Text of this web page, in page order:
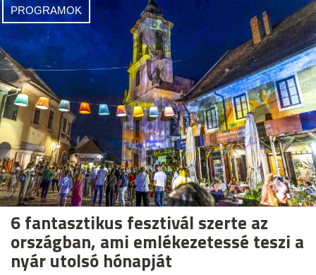
PROGRAMOK
6 fantasztikus fesztivál szerte az
országban, ami emlékezetessé teszi a
nyár utolsó hónapját